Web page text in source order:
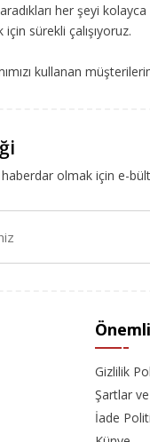
her şeyi
sürekli çalışıyoruz.
kullanan
olmak için e-
Gizlilik
Şartlar
İade